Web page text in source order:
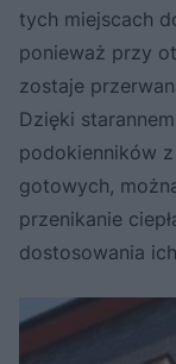
tych miejscach
ponieważ przy
zostaje
Dzięki
podokienników
gotowych,
przenikanie
dostosowania